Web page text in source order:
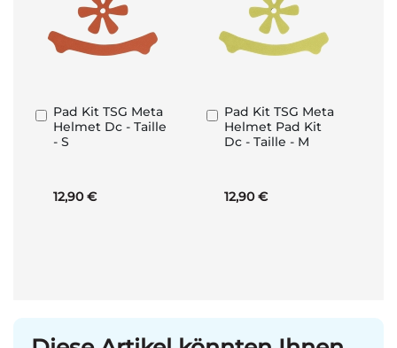
Pad Kit TSG Meta
Helmet Dc - Taille
- S
12,90 €
In
den
Warenkorb
Pad Kit TSG Meta
Helmet Pad Kit
Dc - Taille - M
12,90 €
In
den
Warenkorb